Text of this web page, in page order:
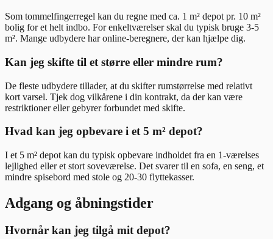
Som tommelfingerregel kan du regne med ca. 1 m² depot pr. 10 m²
bolig for et helt indbo. For enkeltværelser skal du typisk bruge 3-5
m². Mange udbydere har online-beregnere, der kan hjælpe dig.
Kan jeg skifte til et større eller mindre rum?
De fleste udbydere tillader, at du skifter rumstørrelse med relativt
kort varsel. Tjek dog vilkårene i din kontrakt, da der kan være
restriktioner eller gebyrer forbundet med skifte.
Hvad kan jeg opbevare i et 5 m² depot?
I et 5 m² depot kan du typisk opbevare indholdet fra en 1-værelses
lejlighed eller et stort soveværelse. Det svarer til en sofa, en seng, et
mindre spisebord med stole og 20-30 flyttekasser.
Adgang og åbningstider
Hvornår kan jeg tilgå mit depot?